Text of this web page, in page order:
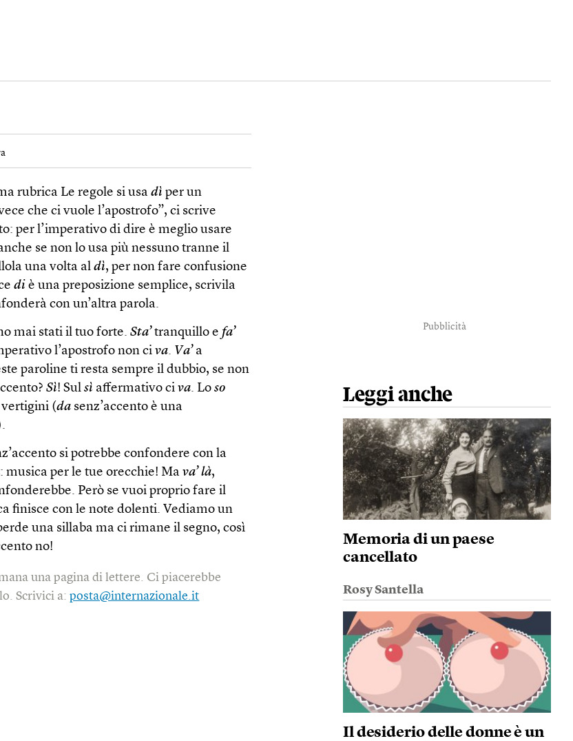
rubrica Le regole si usadì per un
che ci vuole l’apostrofo”, ci scrive
per l’imperativo di dire è meglio usare
se non lo usa più nessuno tranne il
una volta aldì, per non fare confusione
di è una preposizione semplice, scrivila
con un’altra parola.
mai stati il tuo forte.Sta’tranquillo e fa’
l’apostrofo non civa. Va’a
paroline ti resta sempre il dubbio, se non
Sì! Sulsì affermativo civa. Loso
vertigini (da senz’accento è una
si potrebbe confondere con la
: musica per le tue orecchie! Mava’ là,
Però se vuoi proprio fare il
finisce con le note dolenti. Vediamo un
una sillaba ma ci rimane il segno, così
no!
una pagina di lettere. Ci piacerebbe
Scrivici a:posta@internazionale.it
Pubblicità
Leggi anche
Memoria di un paese
cancellato
Rosy Santella
Il desiderio delle donne è un